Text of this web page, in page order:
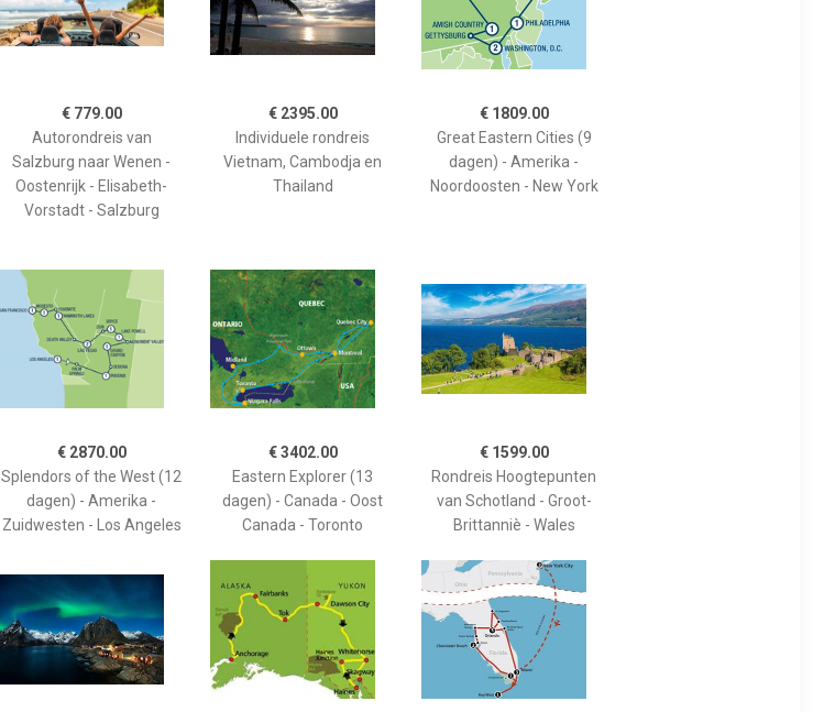
€ 779.00
Autorondreis van
Salzburg naar Wenen -
Oostenrijk - Elisabeth-
Vorstadt - Salzburg
€ 2395.00
Individuele rondreis
Vietnam, Cambodja en
Thailand
€ 1809.00
Great Eastern Cities (9
dagen) - Amerika -
Noordoosten - New York
€ 2870.00
Splendors of the West (12
dagen) - Amerika -
Zuidwesten - Los Angeles
€ 3402.00
Eastern Explorer (13
dagen) - Canada - Oost
Canada - Toronto
€ 1599.00
Rondreis Hoogtepunten
van Schotland - Groot-
Brittanniè - Wales